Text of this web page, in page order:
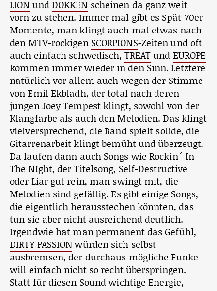
LION undDOKKEN scheinen da ganz weit
vorn zu stehen. Immer mal gibt es Spät-70er-
Momente, man klingt auch mal etwas nach
den MTV-rockigen SCORPIONS-Zeiten und oft
auch einfach schwedisch, TREATund EUROPE
kommen immer wieder in den Sinn. Letztere
natürlich vor allem auch wegen der Stimme
von Emil Ekbladh, der total nach deren
jungen Joey Tempest klingt, sowohl von der
Klangfarbe als auch den Melodien. Das klingt
vielversprechend, die Band spielt solide, die
Gitarrenarbeit klingt bemüht und überzeugt.
Da laufen dann auch Songs wie Rockin´ In
The NIght, der Titelsong, Self-Destructive
oder Liar gut rein, man swingt mit, die
Melodien sind gefällig. Es gibt einige Songs,
die eigentlich herausstechen könnten, das
tun sie aber nicht ausreichend deutlich.
Irgendwie hat man permanent das Gefühl,
DIRTY PASSIONwürden sich selbst
ausbremsen, der durchaus mögliche Funke
will einfach nicht so recht überspringen.
Statt für diesen Sound wichtige Energie,